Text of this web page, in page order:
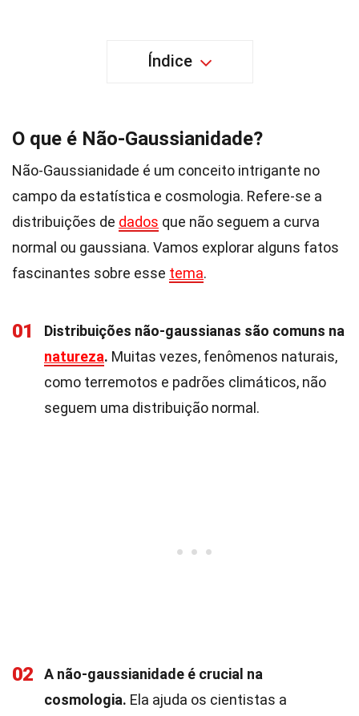
Índice
O que é Não-Gaussianidade?
Não-Gaussianidade é um conceito intrigante no
campo da estatística e cosmologia. Refere-se a
distribuições de dados que não seguem a curva
normal ou gaussiana. Vamos explorar alguns fatos
fascinantes sobre esse tema.
01
Distribuições não-gaussianas são comuns na
natureza. Muitas vezes, fenômenos naturais,
como terremotos e padrões climáticos, não
seguem uma distribuição normal.
02
A não-gaussianidade é crucial na
cosmologia. Ela ajuda os cientistas a